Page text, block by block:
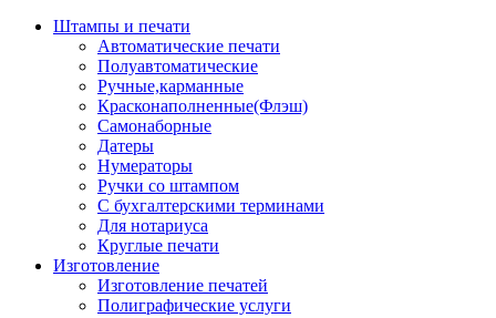
Штампы и печати
Автоматические печати
Полуавтоматические
Ручные,карманные
Красконаполненные(Флэш)
Самонаборные
Датеры
Нумераторы
Ручки со штампом
С бухгалтерскими терминами
Для нотариуса
Круглые печати
Изготовление
Изготовление печатей
Полиграфические услуги